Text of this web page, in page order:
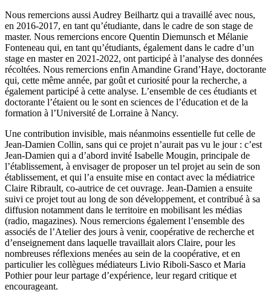
Nous remercions aussi Audrey Beilhartz qui a travaillé avec nous,
en 2016-2017, en tant qu’étudiante, dans le cadre de son stage de
master. Nous remercions encore Quentin Diemunsch et Mélanie
Fonteneau qui, en tant qu’étudiants, également dans le cadre d’un
stage en master en 2021-2022, ont participé à l’analyse des données
récoltées. Nous remercions enfin Amandine Grand’Haye, doctorante
qui, cette même année, par goût et curiosité pour la recherche, a
également participé à cette analyse. L’ensemble de ces étudiants et
doctorante l’étaient ou le sont en sciences de l’éducation et de la
formation à l’Université de Lorraine à Nancy.
Une contribution invisible, mais néanmoins essentielle fut celle de
Jean-Damien Collin, sans qui ce projet n’aurait pas vu le jour : c’est
Jean-Damien qui a d’abord invité Isabelle Mougin, principale de
l’établissement, à envisager de proposer un tel projet au sein de son
établissement, et qui l’a ensuite mise en contact avec la médiatrice
Claire Ribrault, co-autrice de cet ouvrage. Jean-Damien a ensuite
suivi ce projet tout au long de son développement, et contribué à sa
diffusion notamment dans le territoire en mobilisant les médias
(radio, magazines). Nous remercions également l’ensemble des
associés de l’Atelier des jours à venir, coopérative de recherche et
d’enseignement dans laquelle travaillait alors Claire, pour les
nombreuses réflexions menées au sein de la coopérative, et en
particulier les collègues médiateurs Livio Riboli-Sasco et Maria
Pothier pour leur partage d’expérience, leur regard critique et
encourageant.